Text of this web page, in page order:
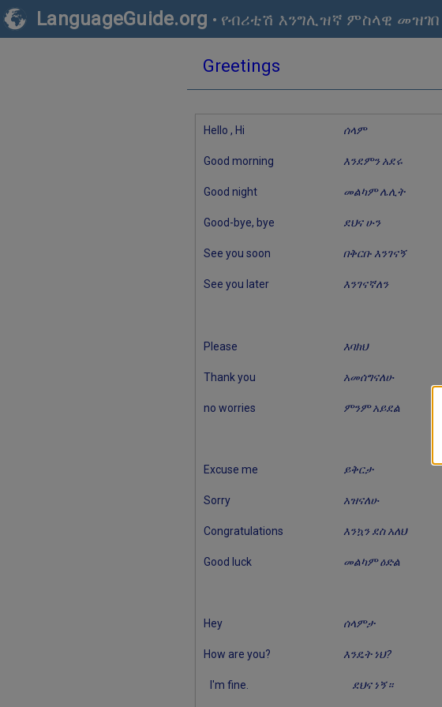
LanguageGuide.org • የብሪቲሽ እንግሊዝኛ ምስላዊ
Greetings
Hello , Hi ሰላም
Good morning እንደምን አደሩ
Good night መልካም ሌሊት
Good-bye, bye ደህና ሁን
See you soon በቅርቡ እንገናኝ
See you later እንገናኛለን
Please እባክህ
Thank you አመሰግናለሁ
no worries ምንም አይደል
Excuse me ይቅርታ
Sorry አዝናለሁ
Congratulations እንኳን ደስ አለህ
Good luck መልካም ዕድል
Hey ሰላምታ
How are you? እንዴት ነህ?
I'm fine. ደህና ነኝ።